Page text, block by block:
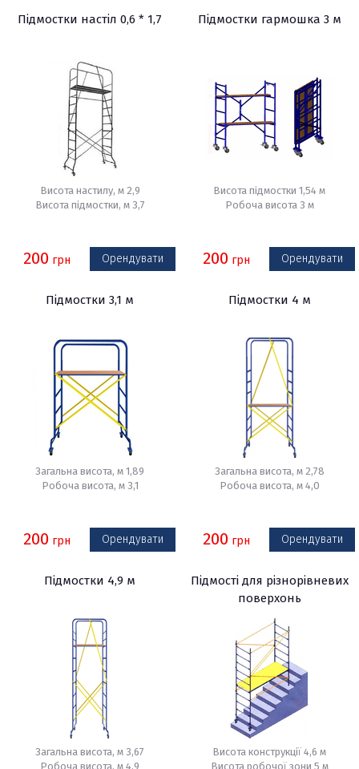
Підмостки настіл 0,6 * 1,7
Висота настилу, м 2,9
Висота підмостки, м 3,7
200 грн Орендувати
Підмостки гармошка 3 м
Висота підмостки 1,54 м
Робоча висота 3 м
200 грн Орендувати
Підмостки 3,1 м
Загальна висота, м 1,89
Робоча висота, м 3,1
200 грн Орендувати
Підмостки 4 м
Загальна висота, м 2,78
Робоча висота, м 4,0
200 грн Орендувати
Підмостки 4,9 м
Загальна висота, м 3,67
Робоча висота, м 4,9
Підмості для різнорівневих
поверхонь
Висота конструкції 4,6 м
Висота робочої зони 5 м